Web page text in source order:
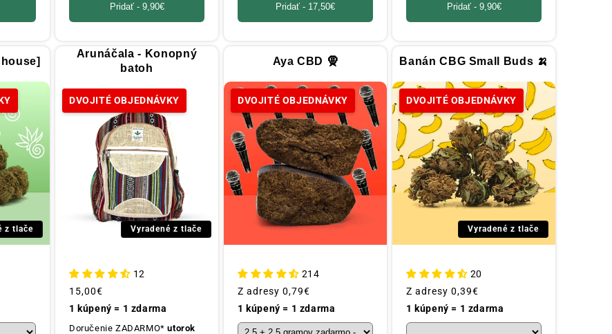
Pridať - 9,90€ Pridať - 17,50€ Pridať - 9,90€
z tlače
Arunáčala - Konopný
batoh
DVOJITÉ OBJEDNÁVKY
Vyradené z tlače
12
Obvyklá
cena
15,00€
1 kúpený = 1 zdarma
Doručenie ZADARMO*utorok
Aya CBD 🧕
DVOJITÉ OBJEDNÁVKY
214
Obvyklá
cena
Z adresy 0,79€
1 kúpený = 1 zdarma
Banán CBG Small Buds 🍌
DVOJITÉ OBJEDNÁVKY
Vyradené z tlače
20
Obvyklá
cena
Z adresy 0,39€
1 kúpený = 1 zdarma